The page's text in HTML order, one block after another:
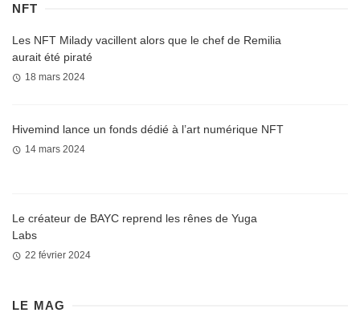
NFT
Les NFT Milady vacillent alors que le chef de Remilia
aurait été piraté
18 mars 2024
Hivemind lance un fonds dédié à l’art numérique NFT
14 mars 2024
Le créateur de BAYC reprend les rênes de Yuga
Labs
22 février 2024
LE MAG